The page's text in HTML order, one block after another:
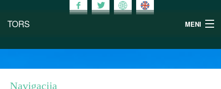
TORS MENI
Navigacija